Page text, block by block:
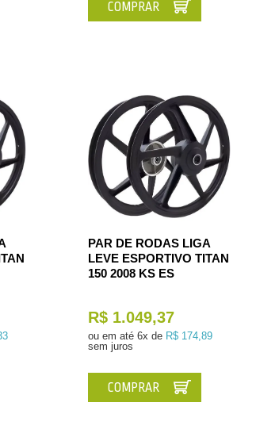
COMPRAR
PAR DE RODAS LIGA
LEVE ESPORTIVO TITAN
150 2008 KS ES
R$ 1.049,37
ou em até 6x de R$ 174,89
sem juros
COMPRAR